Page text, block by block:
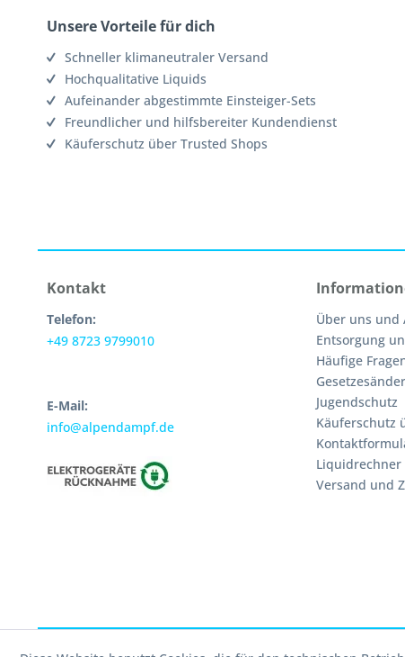
Unsere Vorteile für dich
Schneller klimaneutraler Versand
Hochqualitative Liquids
Aufeinander abgestimmte Einsteiger-Sets
Freundlicher und hilfsbereiter Kundendienst
Käuferschutz über Trusted Shops
Kontakt
Telefon:
+49 8723 9799010
E-Mail:
info@alpendampf.de
Über uns und
Entsorgung
Häufige
Jugendschutz
Käuferschutz
Liquidrechner
Versand und